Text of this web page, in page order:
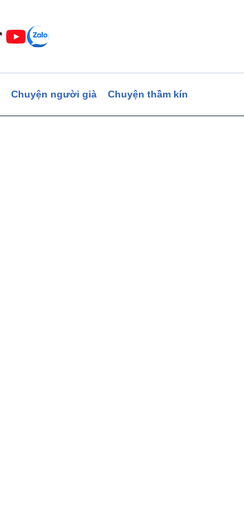
Chuyện người già Chuyện thầm kín